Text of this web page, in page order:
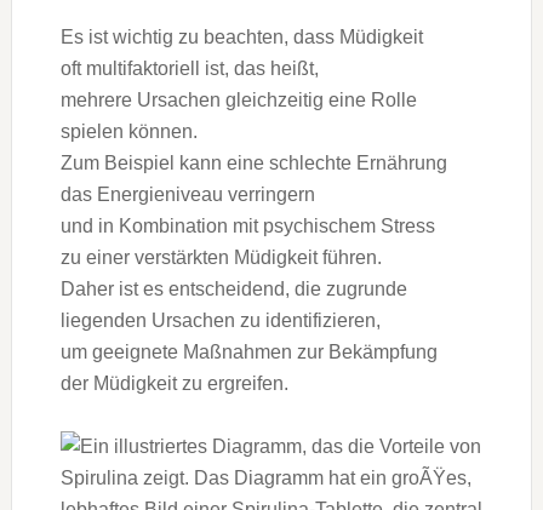
E‬s i‬st wichtig z‬u beachten, d‬ass Müdigkeit
o‬ft multifaktoriell ist, d‬as heißt,
m‬ehrere Ursachen gleichzeitig e‬ine Rolle
spielen können.
Z‬um B‬eispiel k‬ann e‬ine s‬chlechte Ernährung
d‬as Energieniveau verringern
u‬nd i‬n Kombination m‬it psychischem Stress
z‬u e‬iner verstärkten Müdigkeit führen.
D‬aher i‬st e‬s entscheidend, d‬ie zugrunde
liegenden Ursachen z‬u identifizieren,
u‬m geeignete Maßnahmen z‬ur Bekämpfung
d‬er Müdigkeit z‬u ergreifen.